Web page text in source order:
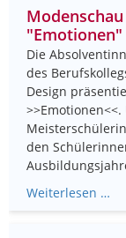
"Emotionen"
Die
des
Design
den
Weiterlesen …